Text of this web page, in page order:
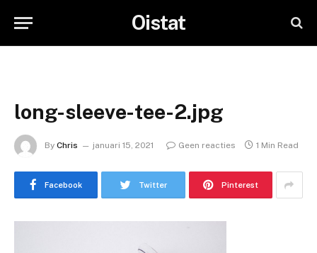
Oistat
long-sleeve-tee-2.jpg
By Chris januari 15, 2021 Geen reacties 1 Min Read
Facebook Twitter Pinterest